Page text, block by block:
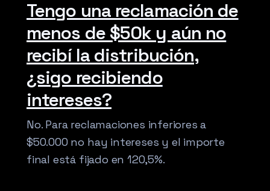
Tengo una reclamación de
menos de $50k y aún no
recibí la distribución,
¿sigo recibiendo
intereses?
No. Para reclamaciones inferiores a
$50.000 no hay intereses y el importe
final está fijado en 120,5%.